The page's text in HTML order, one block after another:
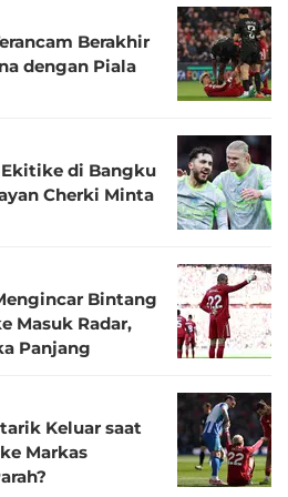
Berakhir
dengan Piala
Ekitike di Bangku
Cherki Minta
Bintang
Masuk Radar,
Panjang
Keluar saat
Markas